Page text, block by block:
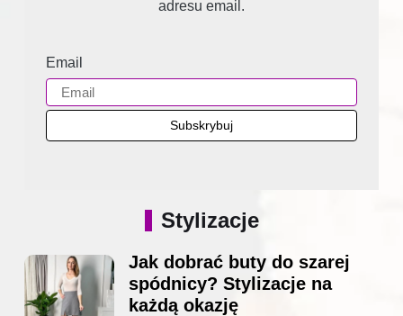
adresu email.
Email
Stylizacje
Jak dobrać buty do szarej
spódnicy? Stylizacje na
każdą okazję